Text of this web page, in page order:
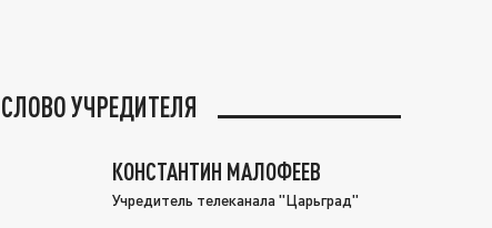
СЛОВО УЧРЕДИТЕЛЯ
КОНСТАНТИН МАЛОФЕЕВ
Учредитель телеканала "Царьград"